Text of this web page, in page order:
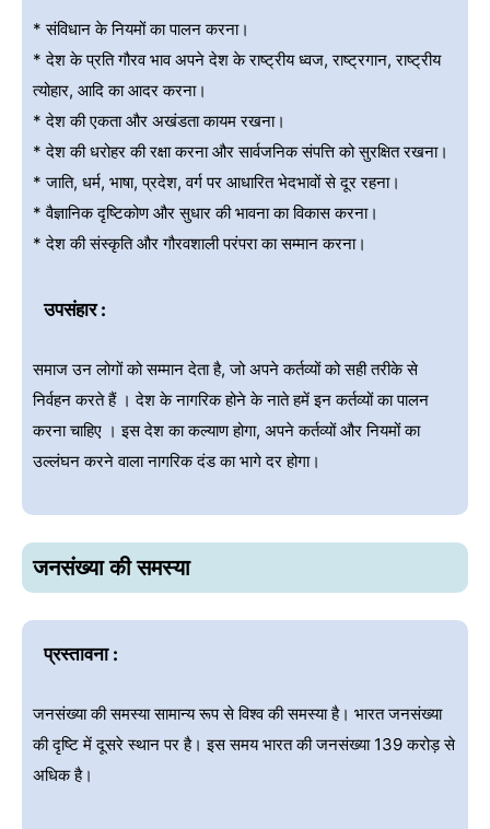
* संविधान के नियमों का पालन करना।
* देश के प्रति गौरव भाव अपने देश के राष्ट्रीय ध्वज, राष्ट्रगान, राष्ट्रीय
त्योहार, आदि का आदर करना।
* देश की एकता और अखंडता कायम रखना।
* देश की धरोहर की रक्षा करना और सार्वजनिक संपत्ति को सुरक्षित रखना।
* जाति, धर्म, भाषा, प्रदेश, वर्ग पर आधारित भेदभावों से दूर रहना।
* वैज्ञानिक दृष्टिकोण और सुधार की भावना का विकास करना।
* देश की संस्कृति और गौरवशाली परंपरा का सम्मान करना।
उपसंहार :
समाज उन लोगों को सम्मान देता है, जो अपने कर्तव्यों को सही तरीके से
निर्वहन करते हैं । देश के नागरिक होने के नाते हमें इन कर्तव्यों का पालन
करना चाहिए । इस देश का कल्याण होगा, अपने कर्तव्यों और नियमों का
उल्लंघन करने वाला नागरिक दंड का भागे दर होगा।
जनसंख्या की समस्या
प्रस्तावना :
जनसंख्या की समस्या सामान्य रूप से विश्व की समस्या है। भारत जनसंख्या
की दृष्टि में दूसरे स्थान पर है। इस समय भारत की जनसंख्या 139 करोड़ से
अधिक है।